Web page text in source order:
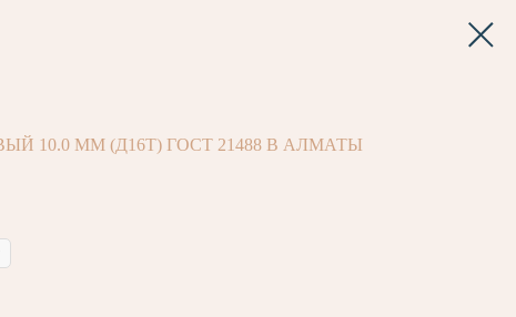
10.0 ММ (Д16Т) ГОСТ 21488 В АЛМАТЫ